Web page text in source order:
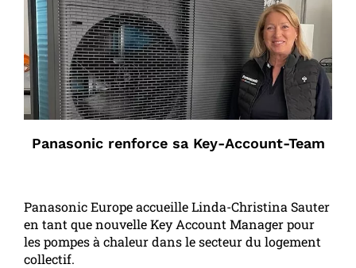
Panasonic renforce sa Key-Account-Team
Panasonic Europe accueille Linda-Christina Sauter
en tant que nouvelle Key Account Manager pour
les pompes à chaleur dans le secteur du logement
collectif.